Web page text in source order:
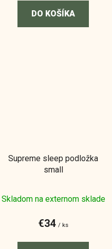
DO KOŠÍKA
Supreme sleep podložka
small
Skladom na externom sklade
€34 / ks